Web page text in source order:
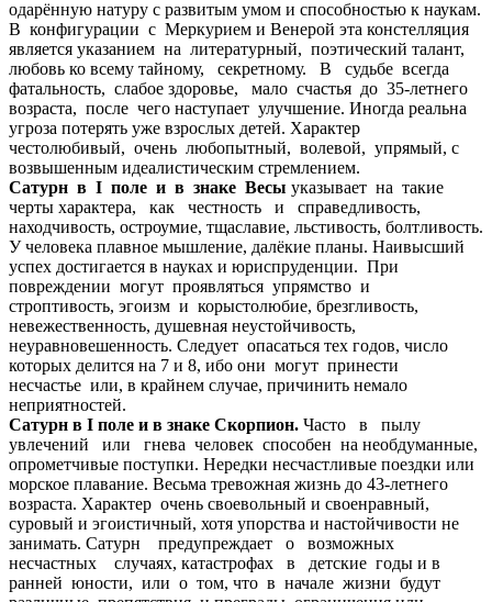
одарённую натуру с развитым умом и способностью к наукам.
В конфигурации с Меркурием и Венерой эта констелляция
является указанием на литературный, поэтический талант,
любовь ко всему тайному, секретному. В судьбе всегда
фатальность, слабое здоровье, мало счастья до 35-летнего
возраста, после чего наступает улучшение. Иногда реальна
угроза потерять уже взрослых детей. Характер
честолюбивый, очень любопытный, волевой, упрямый, с
возвышенным идеалистическим стремлением.
Сатурн в I поле и в знаке Весы указывает на такие
черты характера, как честность и справедливость,
находчивость, остроумие, тщаславие, льстивость, болтливость.
У человека плавное мышление, далёкие планы. Наивысший
успех достигается в науках и юриспруденции. При
повреждении могут проявляться упрямство и
строптивость, эгоизм и корыстолюбие, брезгливость,
невежественность, душевная неустойчивость,
неуравновешенность. Следует опасаться тех годов, число
которых делится на 7 и 8, ибо они могут принести
несчастье или, в крайнем случае, причинить немало
неприятностей.
Сатурн в I поле и в знаке Скорпион. Часто в пылу
увлечений или гнева человек способен на необдуманные,
опрометчивые поступки. Нередки несчастливые поездки или
морское плавание. Весьма тревожная жизнь до 43-летнего
возраста. Характер очень своевольный и своенравный,
суровый и эгоистичный, хотя упорства и настойчивости не
занимать. Сатурн предупреждает о возможных
несчастных случаях, катастрофах в детские годы и в
ранней юности, или о том, что в начале жизни будут